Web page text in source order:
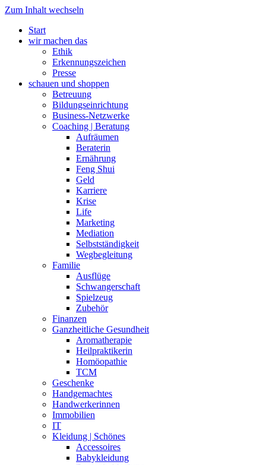
Zum Inhalt wechseln
Start
wir machen das
Ethik
Erkennungszeichen
Presse
schauen und shoppen
Betreuung
Bildungseinrichtung
Business-Netzwerke
Coaching | Beratung
Aufräumen
Beraterin
Ernährung
Feng Shui
Geld
Karriere
Krise
Life
Marketing
Mediation
Selbstständigkeit
Wegbegleitung
Familie
Ausflüge
Schwangerschaft
Spielzeug
Zubehör
Finanzen
Ganzheitliche Gesundheit
Aromatherapie
Heilpraktikerin
Homöopathie
TCM
Geschenke
Handgemachtes
Handwerkerinnen
Immobilien
IT
Kleidung | Schönes
Accessoires
Babykleidung